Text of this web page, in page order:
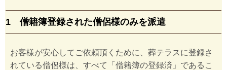
1 僧籍簿登録された僧侶様のみを派遣
お客様が安心してご依頼頂くために、葬テラスに登録さ
れている僧侶様は、すべて「僧籍簿の登録済」であるこ